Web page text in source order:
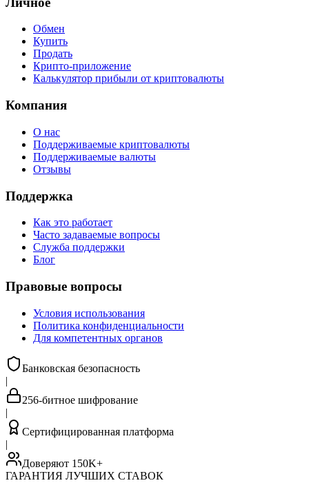
Обмен
Купить
Продать
Крипто-приложение
Калькулятор прибыли от криптовалюты
Компания
О нас
Поддерживаемые криптовалюты
Поддерживаемые валюты
Отзывы
Поддержка
Как это работает
Часто задаваемые вопросы
Служба поддержки
Блог
Правовые вопросы
Условия использования
Политика конфиденциальности
Для компетентных органов
Банковская безопасность
|
256-битное шифрование
|
Сертифицированная платформа
|
Доверяют 150K+
ГАРАНТИЯ ЛУЧШИХ СТАВОК